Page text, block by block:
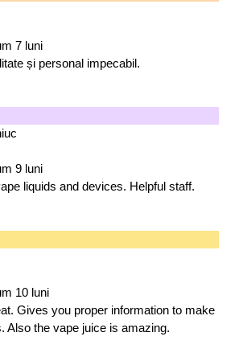
7 luni
și personal impecabil.
9 luni
liquids and devices. Helpful staff.
10 luni
Gives you proper information to make
Also the vape juice is amazing.